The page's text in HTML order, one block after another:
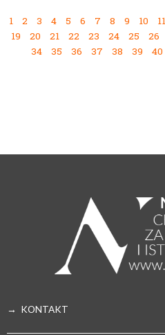
1 2 3 4 5 6 7 8 9 10 11
19
20 21 22 23 24 25 26
34
35 36 37 38 39 40
→ KONTAKT